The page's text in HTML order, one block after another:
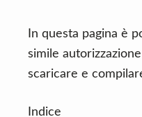
In questa pagina è
simile
scaricare e
Indice